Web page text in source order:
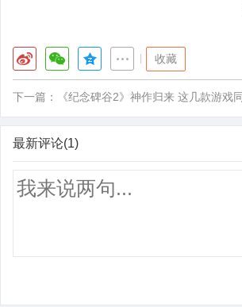
收藏
下一篇： 《纪念碑谷2》神作归来 这几款游戏
最新评论(1)